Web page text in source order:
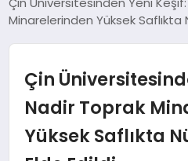
GÜNDEM
DÜNYA
EĞITIM
Minarelerinden Yüksek Saflıkta
Çin
Nadir Toprak
Yüksek Saflıkta